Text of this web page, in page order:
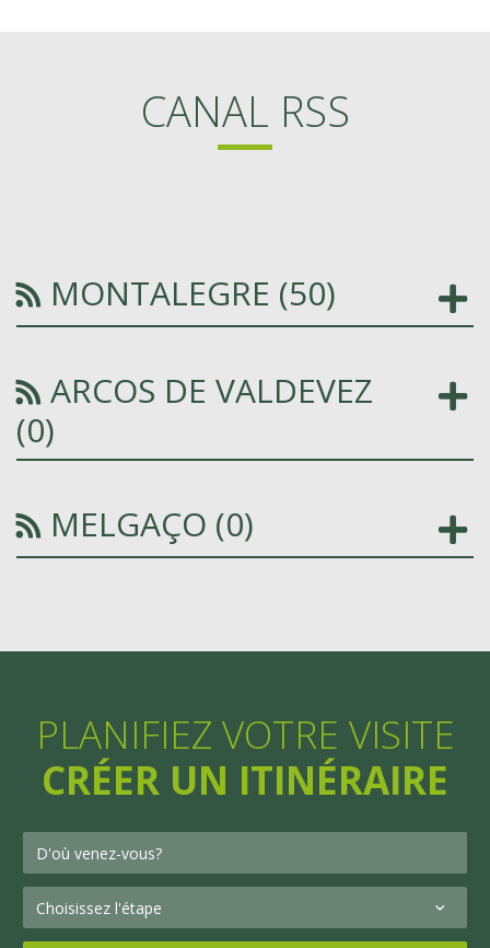
CANAL RSS
MONTALEGRE (50)
ARCOS DE VALDEVEZ
(0)
MELGAÇO (0)
PLANIFIEZ VOTRE VISITE
CRÉER UN ITINÉRAIRE